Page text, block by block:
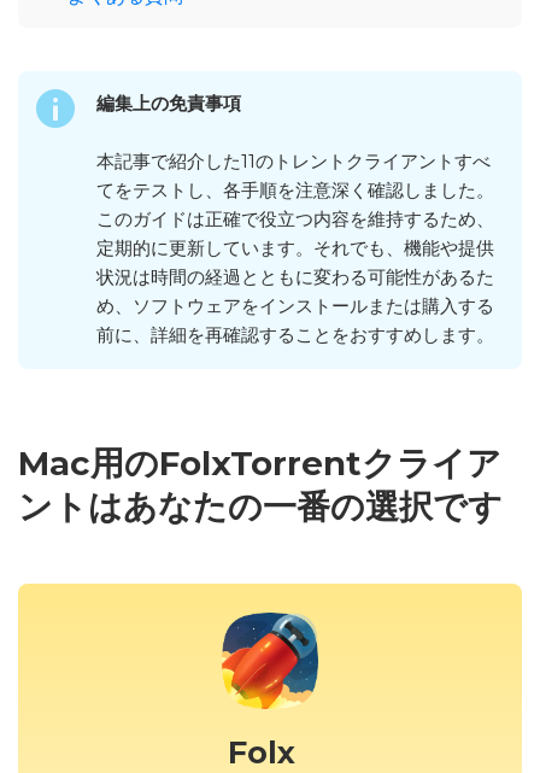
編集上の免責事項
本記事で紹介した11のトレントクライアントすべ
てをテストし、各手順を注意深く確認しました。
このガイドは正確で役立つ内容を維持するため、
定期的に更新しています。それでも、機能や提供
状況は時間の経過とともに変わる可能性があるた
め、ソフトウェアをインストールまたは購入する
前に、詳細を再確認することをおすすめします。
Mac用のFolxTorrentクライア
ントはあなたの一番の選択です
Folx